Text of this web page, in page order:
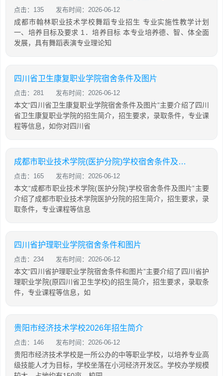
点击：135 发布时间：2026-06-12
成都市翰林职业技术学校舞蹈专业招生 专业实施性教学计划
一、培养目标及要求 1．培养目标 本专业培养德、智、体全面
发展，具有舞蹈表演专业理论知
四川省卫生康复职业学院宿舍条件及图片
点击：281 发布时间：2026-06-12
本文“四川省卫生康复职业学院宿舍条件及图片”主要介绍了四川
省卫生康复职业学院的招生简介，招生要求，录取条件，专业课
程等信息，如你对四川省
成都市职业技术学院(医护分院)学校宿舍条件及图片
点击：165 发布时间：2026-06-12
本文“成都市职业技术学院(医护分院)学校宿舍条件及图片”主要
介绍了成都市职业技术学院医护分院的招生简介，招生要求，录
取条件，专业课程等信息
四川省护理职业学院宿舍条件和图片
点击：234 发布时间：2026-06-12
本文“四川省护理职业学院宿舍条件和图片”主要介绍了四川省护
理职业学院(原四川省卫生学校)的招生简介，招生要求，录取条
件，专业课程等信息，如
贵阳市经济技术学校2026年招生简介
点击：146 发布时间：2026-06-12
贵阳市经济技术学校是一所公办的中等职业学校，以培养专业高
级技能人才为目标，学校坐落在小河经济开发区。学校办学规模